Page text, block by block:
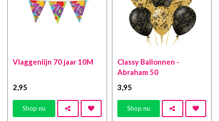
Vlaggenlijn 70 jaar 10M
2 ,95
Shop nu
Classy Ballonnen -
Abraham 50
3 ,95
Shop nu